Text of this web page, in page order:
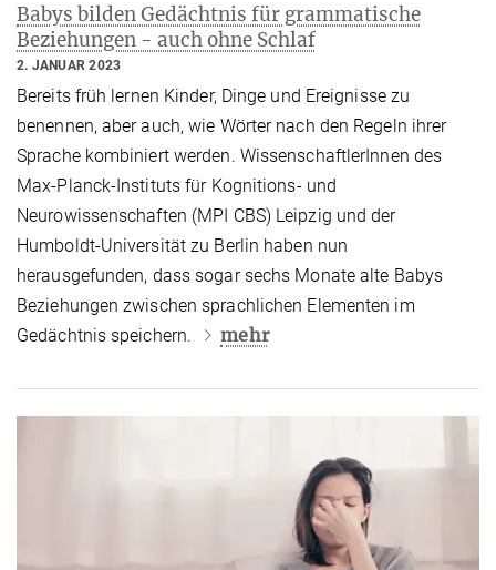
Babys bilden Gedächtnis für grammatische
Beziehungen - auch ohne Schlaf
2. JANUAR 2023
Bereits früh lernen Kinder, Dinge und Ereignisse zu
benennen, aber auch, wie Wörter nach den Regeln ihrer
Sprache kombiniert werden. WissenschaftlerInnen des
Max-Planck-Instituts für Kognitions- und
Neurowissenschaften (MPI CBS) Leipzig und der
Humboldt-Universität zu Berlin haben nun
herausgefunden, dass sogar sechs Monate alte Babys
Beziehungen zwischen sprachlichen Elementen im
Gedächtnis speichern.
mehr